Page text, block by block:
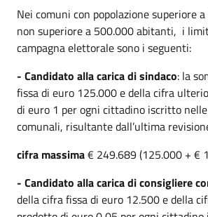
Nei comuni con popolazione superiore
non superiore a 500.000 abitanti, i
campagna elettorale sono i seguenti:
- Candidato alla carica di sindaco: la
fissa di euro 125.000 e della cifra
di euro 1 per ogni cittadino iscritto
comunali, risultante dall’ultima
cifra massima€ 249.689 (125.000 + €
- Candidato alla carica di consigliere
della cifra fissa di euro 12.500 e della